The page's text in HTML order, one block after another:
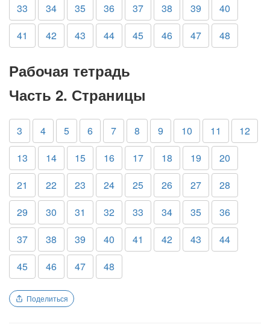
33
34 35 36 37 38 39
40
41
42 43 44 45 46 47 48
Рабочая тетрадь
Часть 2. Страницы
3 4 5 6 7 8 9 10 11
12
13
14 15 16 17 18 19
20
21
22 23 24 25 26 27
28
29
30 31 32 33 34 35
36
37
38 39 40 41 42 43
44
45
46 47 48
Поделиться